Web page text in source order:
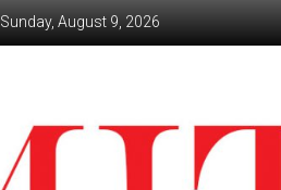
Sunday, August 9, 2026